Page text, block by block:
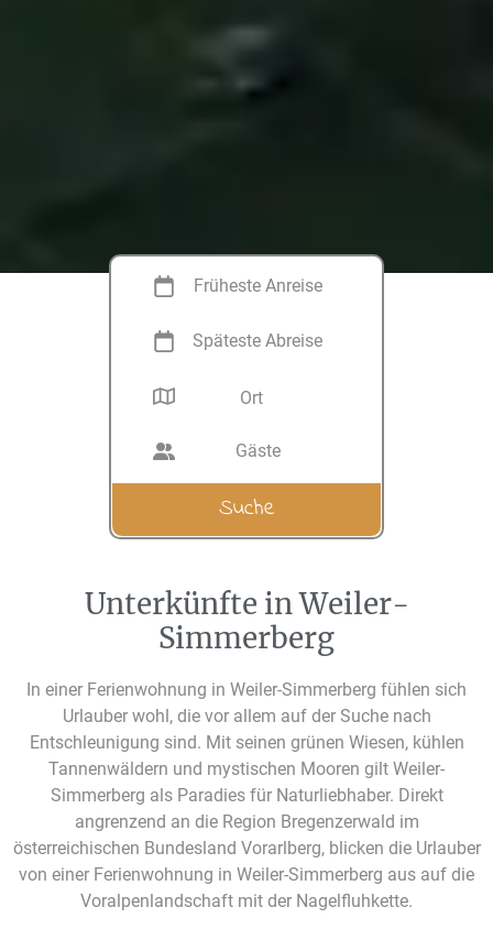
Früheste Anreise
Späteste Abreise
Ort
Gäste
Unterkünfte in Weiler-
Simmerberg
In einer Ferienwohnung in Weiler-Simmerberg fühlen sich
Urlauber wohl, die vor allem auf der Suche nach
Entschleunigung sind. Mit seinen grünen Wiesen, kühlen
Tannenwäldern und mystischen Mooren gilt Weiler-
Simmerberg als Paradies für Naturliebhaber. Direkt
angrenzend an die Region Bregenzerwald im
österreichischen Bundesland Vorarlberg, blicken die Urlauber
von einer Ferienwohnung in Weiler-Simmerberg aus auf die
Voralpenlandschaft mit der Nagelfluhkette.